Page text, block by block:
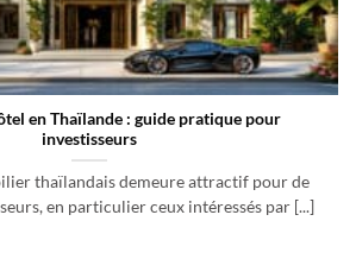
en Thaïlande : guide pratique pour
investisseurs
thaïlandais demeure attractif pour de
en particulier ceux intéressés par [...]